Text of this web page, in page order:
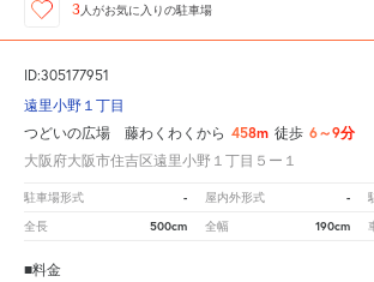
3 人がお気に入りの駐車場
ID:305177951
遠里小野１丁目
つどいの広場 藤わくわくから 458m 徒歩 6～9分
大阪府大阪市住吉区遠里小野１丁目５ー１
駐車場形式 - 屋内外形式 -
全長 500cm 全幅 190cm
■料金